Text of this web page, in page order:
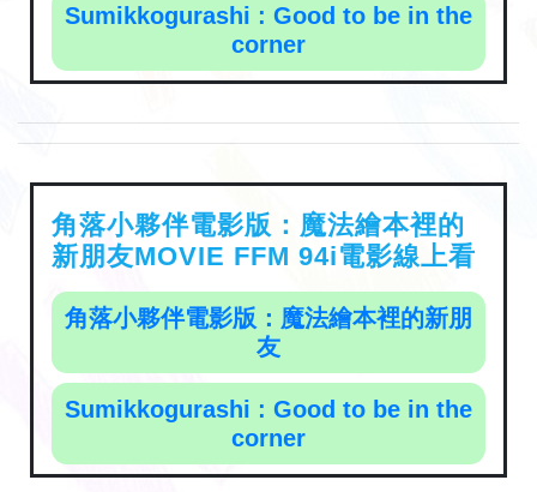
Sumikkogurashi : Good to be in the
corner
角落小夥伴電影版：魔法繪本裡的
新朋友MOVIE FFM 94i電影線上看
角落小夥伴電影版：魔法繪本裡的新朋
友
Sumikkogurashi : Good to be in the
corner